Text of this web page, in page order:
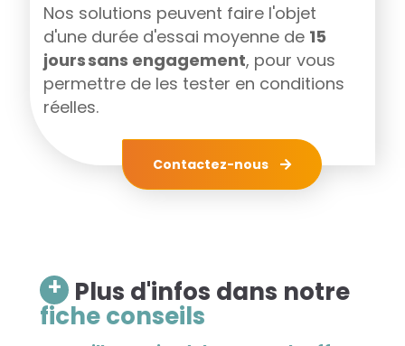
+ Plus d'infos dans notre
fiche conseils
Nos solutions peuvent faire l'objet
d'une durée d'essai moyenne de 15
jours sans engagement, pour vous
permettre de les tester en conditions
réelles.
Contactez-nous